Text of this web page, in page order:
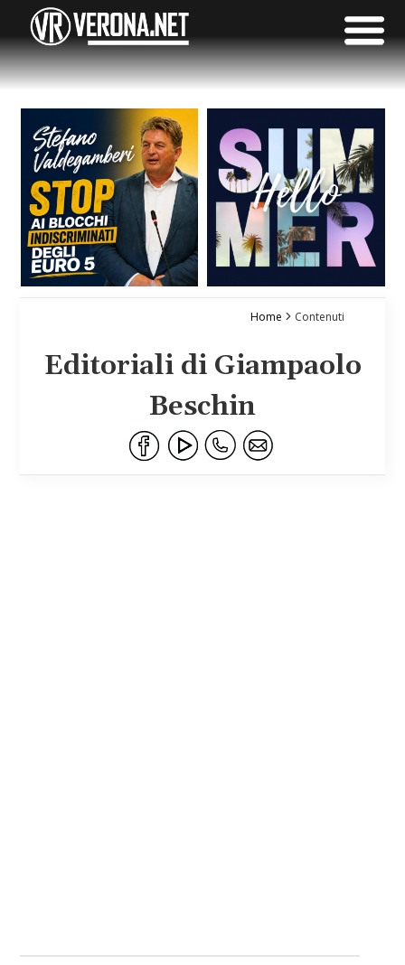
Home Contenuti
Editoriali di Giampaolo
Beschin